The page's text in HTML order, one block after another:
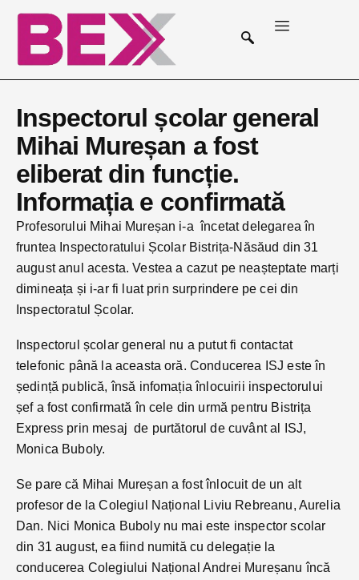
Inspectorul școlar general
Mihai Mureșan a fost
eliberat din funcție.
Informația e confirmată
Profesorului Mihai Mureșan i-a încetat delegarea în
fruntea Inspectoratului Școlar Bistrița-Năsăud din 31
august anul acesta. Vestea a cazut pe neașteptate marți
dimineața și i-ar fi luat prin surprindere pe cei din
Inspectoratul Școlar.
Inspectorul școlar general nu a putut fi contactat
telefonic până la aceasta oră. Conducerea ISJ este în
ședință publică, însă infomația înlocuirii inspectorului
șef a fost confirmată în cele din urmă pentru Bistrița
Express prin mesaj de purtătorul de cuvânt al ISJ,
Monica Buboly.
Se pare că Mihai Mureșan a fost înlocuit de un alt
profesor de la Colegiul Național Liviu Rebreanu, Aurelia
Dan. Nici Monica Buboly nu mai este inspector scolar
din 31 august, ea fiind numită cu delegație la
conducerea Colegiului Național Andrei Mureșanu încă